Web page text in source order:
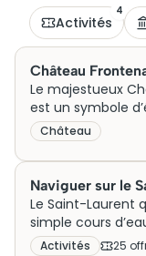
Activités
4
Château
Le majestueux
est un symbole
1893 par le
initialement servi
voyageurs
néogothique et
vieille ville, inscrite
Aujourd’hui, les
château sont
Château
Naviguer sur le
Le Saint-Laurent
simple cours
franches, large
Activités 25